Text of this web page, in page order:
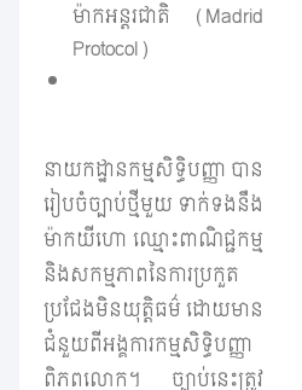
ម៉ាកអន្តរជាតិ (Madrid
Protocol)
នាយកដ្ឋានកម្មសិទ្ធិបញ្ញា បាន
រៀបចំច្បាប់ថ្មីមួយ ទាក់ទងនឹង
ម៉ាកយីហោ ឈ្មោះពាណិជ្ជកម្ម
និងសកម្មភាពនៃការប្រកួត
ប្រជែងមិនយុត្តិធម៌ ដោយមាន
ជំនួយពីអង្គការកម្មសិទ្ធិបញ្ញា
ពិភពលោក។ ច្បាប់នេះត្រូវ